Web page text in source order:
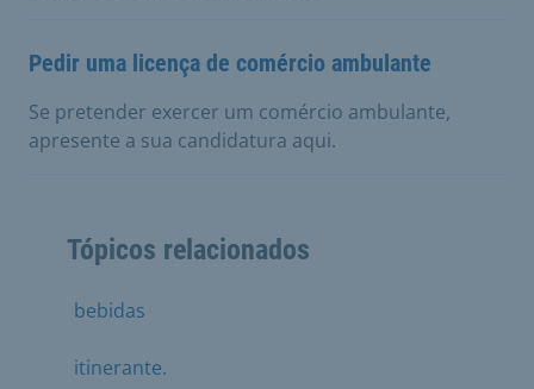
Pedir uma licença de comércio ambulante
Se pretender exercer um comércio ambulante,
apresente a sua candidatura aqui.
Tópicos relacionados
bebidas
itinerante.